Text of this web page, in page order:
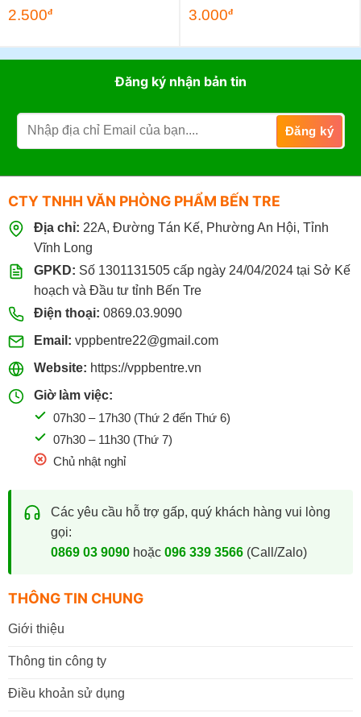
2.500đ 3.000đ
Đăng ký nhận bản tin
CTY TNHH VĂN PHÒNG PHẨM BẾN TRE
Địa chỉ: 22A, Đường Tán Kế, Phường An Hội, Tỉnh
Vĩnh Long
GPKD: Số 1301131505 cấp ngày 24/04/2024 tại Sở Kế
hoạch và Đầu tư tỉnh Bến Tre
Điện thoại: 0869.03.9090
Email: vppbentre22@gmail.com
Website: https://vppbentre.vn
Giờ làm việc:
07h30 – 17h30 (Thứ 2 đến Thứ 6)
07h30 – 11h30 (Thứ 7)
Chủ nhật nghỉ
Các yêu cầu hỗ trợ gấp, quý khách hàng vui lòng
gọi:
0869 03 9090hoặc 096 339 3566(Call/Zalo)
THÔNG TIN CHUNG
Giới thiệu
Thông tin công ty
Điều khoản sử dụng